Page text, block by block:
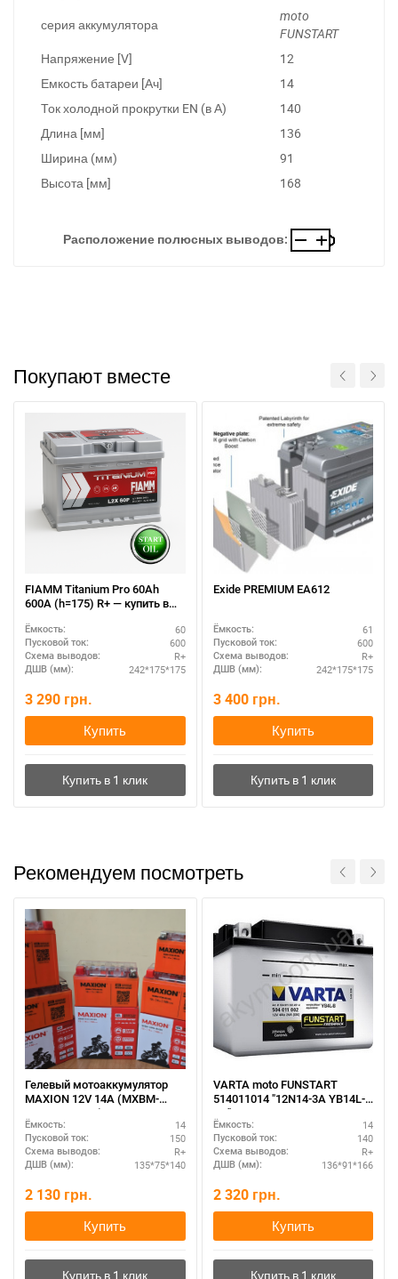
серия аккумулятора
moto
FUNSTART
Напряжение [V]
12
Емкость батареи [Ач]
14
Ток холодной прокрутки EN (в А)
140
Длина [мм]
136
Ширина (мм)
91
Высота [мм]
168
Расположение полюсных выводов:
Покупают вместе
FIAMM Titanium Pro 60Ah
600A (h=175) R+ — купить в
Ёмкость: 60
Пусковой ток: 600
Схема выводов: R+
ДШВ (мм): 242*175*175
3 290 грн.
Купить
Exide PREMIUM EA612
Ёмкость: 61
Пусковой ток: 600
Схема выводов: R+
ДШВ (мм): 242*175*175
3 400 грн.
Купить
Рекомендуем посмотреть
Гелевый мотоаккумулятор
MAXION 12V 14A (MXBM-
YB16L-BS GEL)
Ёмкость: 14
Пусковой ток: 150
Схема выводов: R+
ДШВ (мм): 135*75*140
2 130 грн.
Купить
VARTA moto FUNSTART
514011014 "12N14-3A YB14L-
A2"
Ёмкость: 14
Пусковой ток: 140
Схема выводов: R+
ДШВ (мм): 136*91*166
2 320 грн.
Купить
При отсутствии связи - пишите, звоните в Viber /
Telegram (093) 600-51-11
Написать в Viber Написать в Telegram